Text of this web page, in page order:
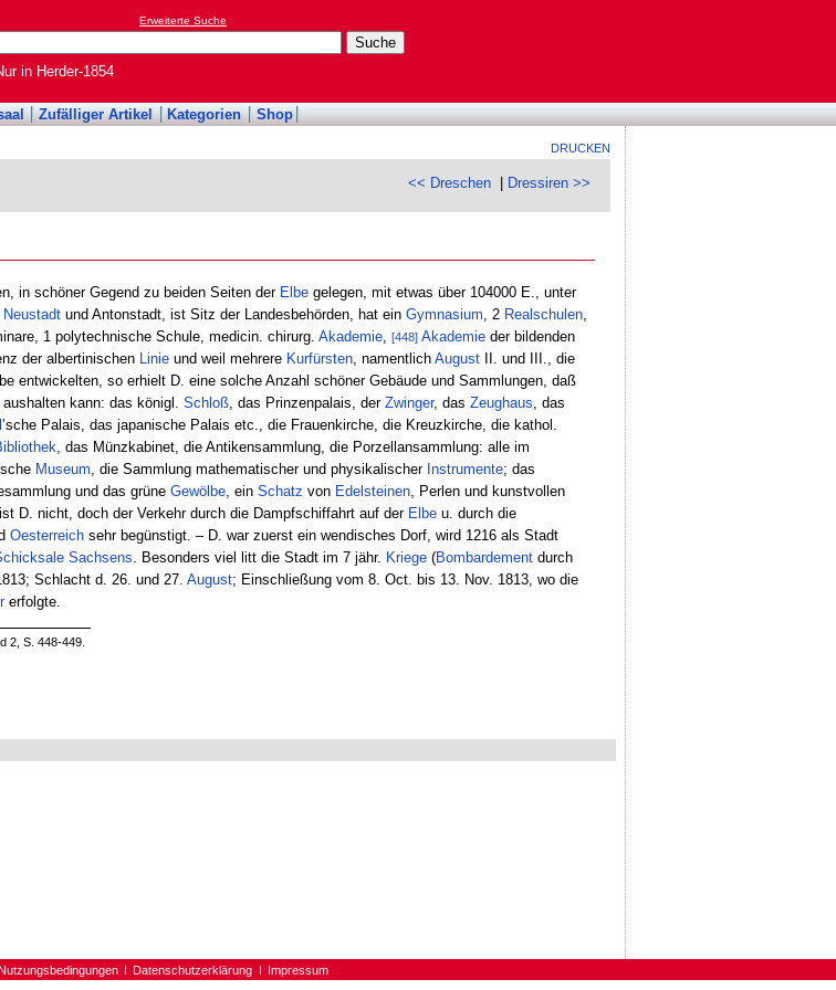
Erweiterte Suche
in Herder-1854
Zufälliger Artikel Kategorien Shop
DRUCKEN
<< Dreschen Dressiren >>
in schöner Gegend zu beiden Seiten der Elbegelegen, mit etwas über 104000 E., unter
Neustadtund Antonstadt, ist Sitz der Landesbehörden, hat ein Gymnasium , 2 Realschulen,
1 polytechnische Schule, medicin. chirurg. Akademie, [448] Akademieder bildenden
der albertinischen Linieund weil mehrere Kurfürsten, namentlich AugustII. und III., die
entwickelten, so erhielt D. eine solche Anzahl schöner Gebäude und Sammlungen, daß
kann: das königl. Schloß, das Prinzenpalais, der Zwinger, das Zeughaus , das
ʼsche Palais, das japanische Palais etc., die Frauenkirche, die Kreuzkirche, die kathol.
, das Münzkabinet, die Antikensammlung, die Porzellansammlung: alle im
Museum , die Sammlung mathematischer und physikalischer Instrumente; das
und das grüne Gewölbe, ein Schatz von Edelsteinen, Perlen und kunstvollen
D. nicht, doch der Verkehr durch die Dampfschiffahrt auf der Elbeu. durch die
Oesterreichsehr begünstigt. – D. war zuerst ein wendisches Dorf, wird 1216 als Stadt
Sachsens . Besonders viel litt die Stadt im 7 jähr. Kriege(Bombardementdurch
Schlacht d. 26. und 27. August; Einschließung vom 8. Oct. bis 13. Nov. 1813, wo die
erfolgte.
2, S. 448-449.
Datenschutzerklärung Impressum